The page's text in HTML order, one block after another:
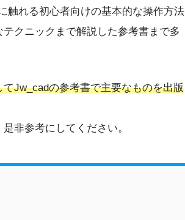
触れる初心者向けの基本的な操作方法
クニックまで解説した参考書まで多
てJw_cadの参考書で主要なものを出版
非参考にしてください。